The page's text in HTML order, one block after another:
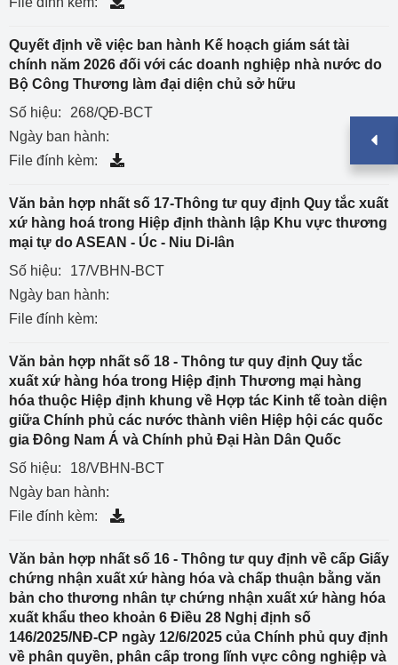
Quyết định về việc ban hành Kế hoạch giám sát tài
chính năm 2026 đối với các doanh nghiệp nhà nước do
Bộ Công Thương làm đại diện chủ sở hữu
Số hiệu:
268/QĐ-BCT
Ngày ban hành:
File đính kèm:
Văn bản hợp nhất số 17-Thông tư quy định Quy tắc xuất
xứ hàng hoá trong Hiệp định thành lập Khu vực thương
mại tự do ASEAN - Úc - Niu Di-lân
Số hiệu:
17/VBHN-BCT
Ngày ban hành:
File đính kèm:
Văn bản hợp nhất số 18 - Thông tư quy định Quy tắc
xuất xứ hàng hóa trong Hiệp định Thương mại hàng
hóa thuộc Hiệp định khung về Hợp tác Kinh tế toàn diện
giữa Chính phủ các nước thành viên Hiệp hội các quốc
gia Đông Nam Á và Chính phủ Đại Hàn Dân Quốc
Số hiệu:
18/VBHN-BCT
Ngày ban hành:
File đính kèm:
Văn bản hợp nhất số 16 - Thông tư quy định về cấp Giấy
chứng nhận xuất xứ hàng hóa và chấp thuận bằng văn
bản cho thương nhân tự chứng nhận xuất xứ hàng hóa
xuất khẩu theo khoản 6 Điều 28 Nghị định số
146/2025/NĐ-CP ngày 12/6/2025 của Chính phủ quy định
về phân quyền, phân cấp trong lĩnh vực công nghiệp và